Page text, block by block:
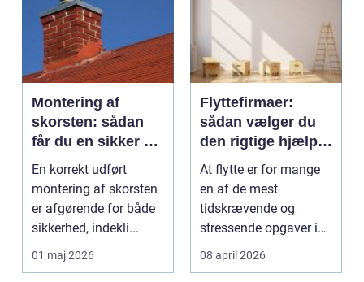
Montering af
skorsten: sådan
får du en sikker og
effektiv løsning
En korrekt udført
montering af skorsten
er afgørende for både
sikkerhed, indekli...
01 maj 2026
Flyttefirmaer:
sådan vælger du
den rigtige hjælp
til din flytning
At flytte er for mange
en af de mest
tidskrævende og
stressende opgaver i
hverdagen. Der skal ...
08 april 2026